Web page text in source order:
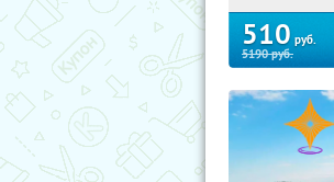
510 руб.
5190руб.